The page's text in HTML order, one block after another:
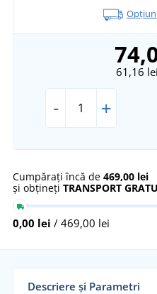
61,16 lei
- +
Cumpărați încă de 469,00 lei
și obțineți TRANSPORT
0,00 lei / 469,00 lei
Descriere și Parametri